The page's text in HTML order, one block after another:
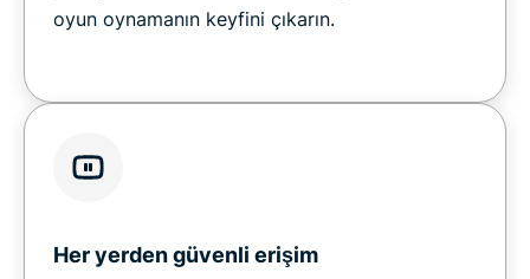
oyun oynamanın keyfini çıkarın.
Her yerden güvenli erişim